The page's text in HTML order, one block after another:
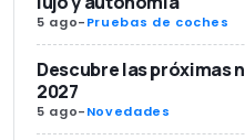
5 ago-Pruebas de coches
Descubre las próximas
2027
5 ago-Novedades